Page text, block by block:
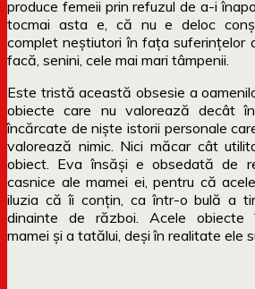
produce femeii prin refuzul de a-i
tocmai asta e, că nu e deloc
complet neștiutori în fața suferințelor
facă, senini, cele mai mari tâmpenii.
Este tristă această obsesie a
obiecte care nu valorează decât
încărcate de niște istorii personale
valorează nimic. Nici măcar cât
obiect. Eva însăși e obsedată de
casnice ale mamei ei, pentru că
iluzia că îi conțin, ca într-o bulă a
dinainte de război. Acele obiecte
mamei și a tatălui, deși în realitate ele